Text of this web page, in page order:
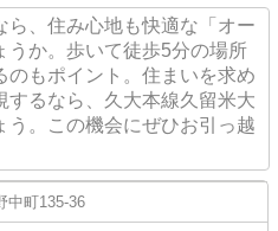
ら、住み心地も快適な「オー
うか。歩いて徒歩5分の場所
のもポイント。住まいを求め
するなら、久大本線久留米大
。この機会にぜひお引っ越
中町135-36